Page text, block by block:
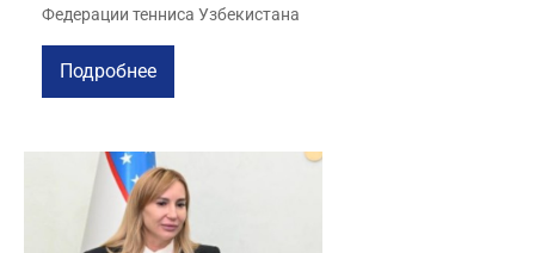
Федерации тенниса Узбекистана
Подробнее